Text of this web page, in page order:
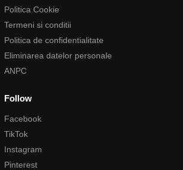
Politica Cookie
Termeni si conditii
Politica de confidentialitate
Eliminarea datelor personale
ANPC
Follow
Facebook
TikTok
Instagram
Pinterest